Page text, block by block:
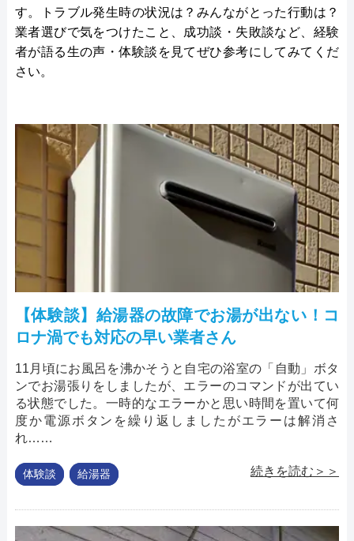
す。トラブル発生時の状況は？みんながとった行動は？
業者選びで気をつけたこと、成功談・失敗談など、経験
者が語る生の声・体験談を見てぜひ参考にしてみてくだ
さい。
【体験談】給湯器の故障でお湯が出ない！コ
ロナ渦でも対応の早い業者さん
11月頃にお風呂を沸かそうと自宅の浴室の「自動」ボタ
ンでお湯張りをしましたが、エラーのコマンドが出てい
る状態でした。一時的なエラーかと思い時間を置いて何
度か電源ボタンを繰り返しましたがエラーは解消さ
れ……
体験談 給湯器 続きを読む＞＞